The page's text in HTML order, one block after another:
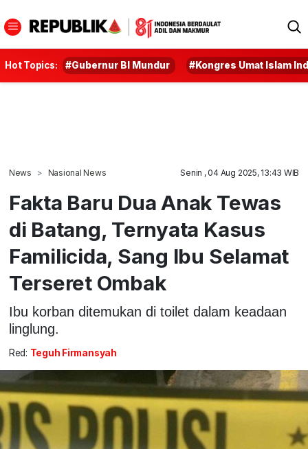
Hot Topics: #Gubernur BI Mundur #Kongres Umat Islam
News Nasional News Senin , 04 Aug 2025, 13:43 WIB
Fakta Baru Dua Anak Tewas
di Batang, Ternyata Kasus
Familicida, Sang Ibu Selamat
Terseret Ombak
Ibu korban ditemukan di toilet dalam keadaan
linglung.
Red: Teguh Firmansyah